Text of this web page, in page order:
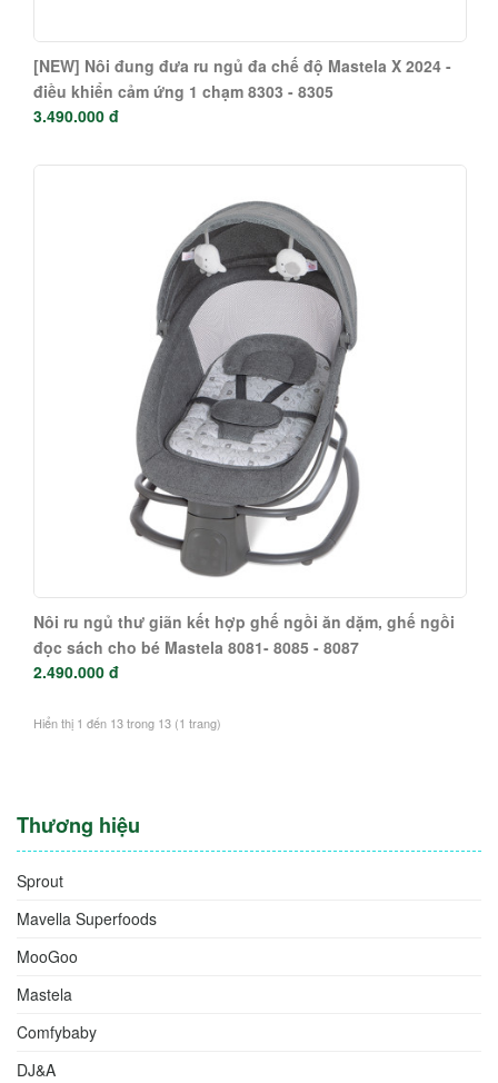
[NEW] Nôi đung đưa ru ngủ đa chế độ Mastela X 2024 -
điều khiển cảm ứng 1 chạm 8303 - 8305
3.490.000 đ
Nôi ru ngủ thư giãn kết hợp ghế ngồi ăn dặm, ghế ngồi
đọc sách cho bé Mastela 8081- 8085 - 8087
2.490.000 đ
Hiển thị 1 đến 13 trong 13 (1 trang)
Thương hiệu
Sprout
Mavella Superfoods
MooGoo
Mastela
Comfybaby
DJ&A